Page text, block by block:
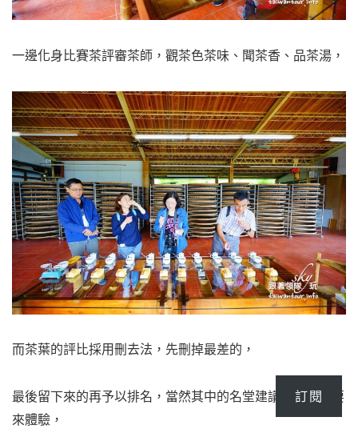
一邊化身比賽茶評審茶師，觀茶色茶味、聞茶香、品茶湯，
而茶葉的評比採用刪去法，先刪掉最差的，
最後留下來的再予以排名，當然其中的名堂建議大家一定要
來體驗，
訂閱